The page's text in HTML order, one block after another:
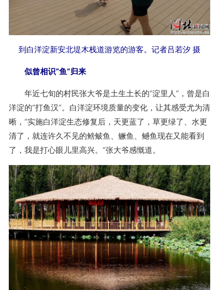
到白洋淀新安北堤木栈道游览的游客。记者吕若汐 摄
似曾相识“鱼”归来
年近七旬的村民张大爷是土生土长的“淀里人”，曾是白
洋淀的“打鱼汉”。白洋淀环境质量的变化，让其感受尤为清
晰，“实施白洋淀生态修复后，天更蓝了，草更绿了、水更
清了，就连许久不见的鳑鲏鱼、鳜鱼、鳡鱼现在又能看到
了，我是打心眼儿里高兴。”张大爷感慨道。